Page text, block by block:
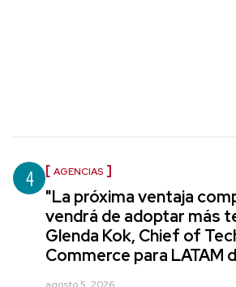
4 AGENCIAS
"La próxima ventaja
vendrá de adoptar más
Glenda Kok, Chief of
Commerce para LATAM